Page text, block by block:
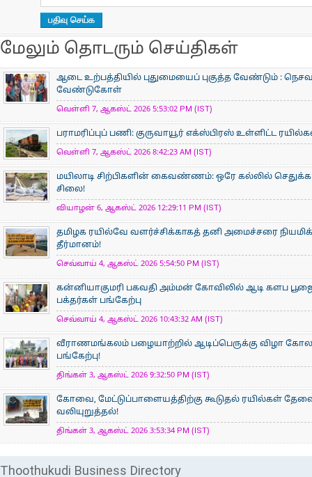
மேலும் தொடரும் செய்திகள்
ஆடை உற்பத்தியில் புதுமையைப் புகுத்த வேண்டும் :
வேண்டுகோள்
வெள்ளி 7, ஆகஸ்ட் 2026 5:53:02 PM (IST)
பராமரிப்புப் பணி: குருவாயூர் எக்ஸ்பிரஸ் உள்ளிட்ட
வெள்ளி 7, ஆகஸ்ட் 2026 8:42:23 AM (IST)
மயிலாடி சிற்பிகளின் கைவண்ணம்: ஒரே கல்லில்
சிலை!
வியாழன் 6, ஆகஸ்ட் 2026 12:29:11 PM (IST)
தமிழக ரயில்வே வளர்ச்சிக்காகத் தனி அமைச்சரை
தீர்மானம்!
செவ்வாய் 4, ஆகஸ்ட் 2026 5:54:50 PM (IST)
கன்னியாகுமரி பகவதி அம்மன் கோவிலில் ஆடி களப
பக்தர்கள் பங்கேற்பு
செவ்வாய் 4, ஆகஸ்ட் 2026 10:43:32 AM (IST)
வீராணமங்கலம் பழையாற்றில் ஆடிப்பெருக்கு விழா
பங்கேற்பு!
திங்கள் 3, ஆகஸ்ட் 2026 9:32:50 PM (IST)
கோவை, மேட்டுப்பாளையத்திற்கு கூடுதல் ரயில்கள்
வலியுறுத்தல்!
திங்கள் 3, ஆகஸ்ட் 2026 3:53:34 PM (IST)
Thoothukudi Business Directory